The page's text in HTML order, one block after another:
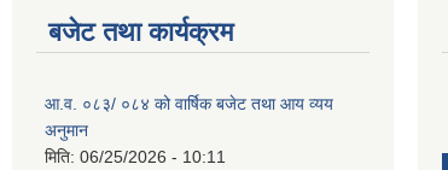
बजेट तथा कार्यक्रम
आ.व. ०८३/ ०८४ को वार्षिक बजेट तथा आय व्यय
अनुमान
मिति: 06/25/2026 - 10:11